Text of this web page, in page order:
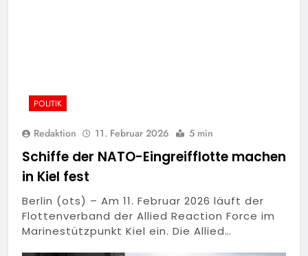
POLITIK
Redaktion 11. Februar 2026 5 min
Schiffe der NATO-Eingreifflotte machen
in Kiel fest
Berlin (ots) – Am 11. Februar 2026 läuft der
Flottenverband der Allied Reaction Force im
Marinestützpunkt Kiel ein. Die Allied…